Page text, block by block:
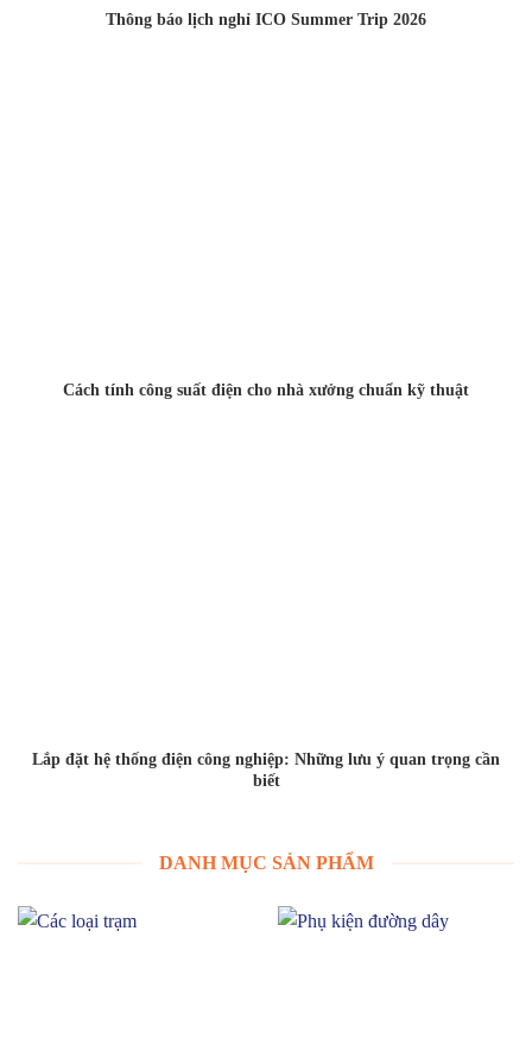
Thông báo lịch nghỉ ICO Summer Trip 2026
Cách tính công suất điện cho nhà xưởng chuẩn kỹ thuật
Lắp đặt hệ thống điện công nghiệp: Những lưu ý quan trọng cần
biết
DANH MỤC SẢN PHẨM